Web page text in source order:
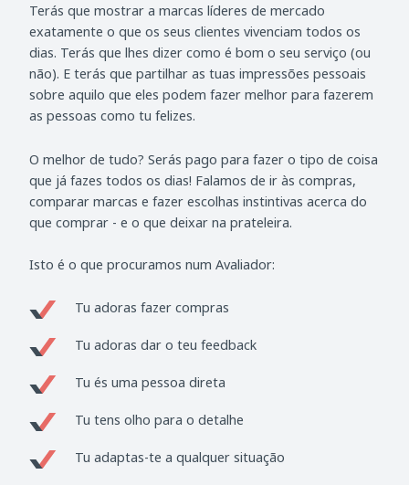
Terás que mostrar a marcas líderes de mercado
exatamente o que os seus clientes vivenciam todos os
dias. Terás que lhes dizer como é bom o seu serviço (ou
não). E terás que partilhar as tuas impressões pessoais
sobre aquilo que eles podem fazer melhor para fazerem
as pessoas como tu felizes.
O melhor de tudo? Serás pago para fazer o tipo de coisa
que já fazes todos os dias! Falamos de ir às compras,
comparar marcas e fazer escolhas instintivas acerca do
que comprar - e o que deixar na prateleira.
Isto é o que procuramos num Avaliador:
Tu adoras fazer compras
Tu adoras dar o teu feedback
Tu és uma pessoa direta
Tu tens olho para o detalhe
Tu adaptas-te a qualquer situação